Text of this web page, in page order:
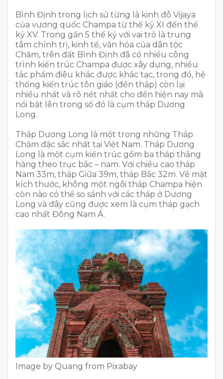
Bình Định trong lịch sử từng là kinh đô Vijaya
của vương quốc Champa từ thế kỷ XI đến thế
kỷ XV. Trong gần 5 thế kỷ với vai trò là trung
tâm chính trị, kinh tế, văn hóa của dân tộc
Chăm, trên đất Bình Định đã có nhiều công
trình kiến trúc Champa được xây dựng, nhiều
tác phẩm điêu khắc được khắc tạc, trong đó, hệ
thống kiến trúc tôn giáo (đền tháp) còn lại
nhiều nhất và rõ nét nhất cho đến hiện nay mà
nổi bật lên trong số đó là cụm tháp Dương
Long.
Tháp Dương Long là một trong những Tháp
Chăm đặc sắc nhất tại Việt Nam. Tháp Dương
Long là một cụm kiến trúc gồm ba tháp thẳng
hàng theo trục bắc – nam. Với chiều cao tháp
Nam 33m, tháp Giữa 39m, tháp Bắc 32m. Về mặt
kích thước, không một ngôi tháp Champa hiện
còn nào có thể so sánh với các tháp ở Dương
Long và đây cũng được xem là cụm tháp gạch
cao nhất Đông Nam Á.
Image by Quang from Pixabay